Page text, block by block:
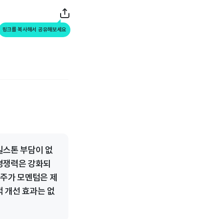
링크를 복사해서 공유해보세요
톤 부담이 없
력은 강화되
가 모멘텀은 제
개선 효과는 없